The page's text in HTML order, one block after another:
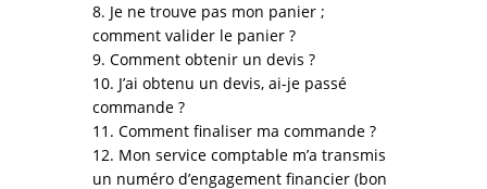
8. Je ne trouve pas mon panier ;
comment valider le panier ?
9. Comment obtenir un devis ?
10. J’ai obtenu un devis, ai-je passé
commande ?
11. Comment finaliser ma commande ?
12. Mon service comptable m’a transmis
un numéro d’engagement financier (bon